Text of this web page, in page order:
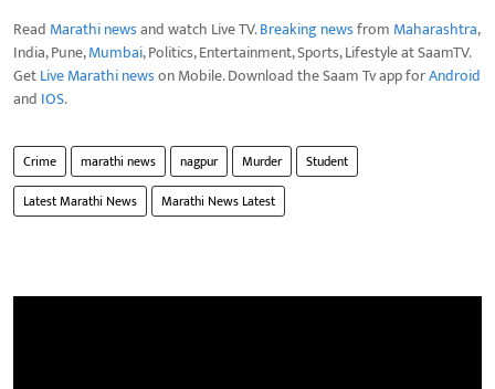
Read Marathi newsand watch Live TV.Breaking newsfrom Maharashtra,
India, Pune,Mumbai, Politics, Entertainment, Sports, Lifestyle at SaamTV.
GetLive Marathi newson Mobile. Download the Saam Tv app forAndroid
and IOS.
Crime marathi news nagpur Murder
Student
Latest Marathi News
Marathi News Latest